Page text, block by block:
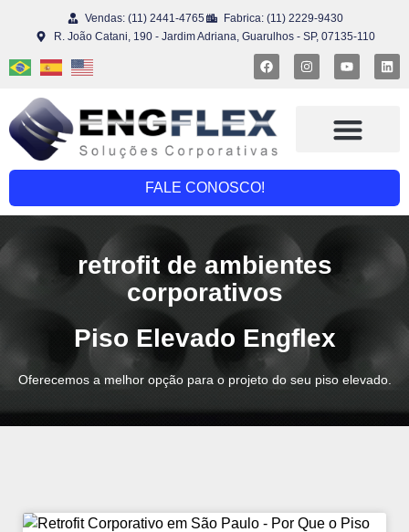
Vendas: (11) 2441-4765
Fabrica: (11) 2229-9430
R. João Catani, 190 - Jardim Adriana, Guarulhos - SP, 07135-110
FALE CONOSCO!
retrofit de ambientes
corporativos
Piso Elevado Engflex
Oferecemos a melhor opção para o projeto do seu piso elevado.